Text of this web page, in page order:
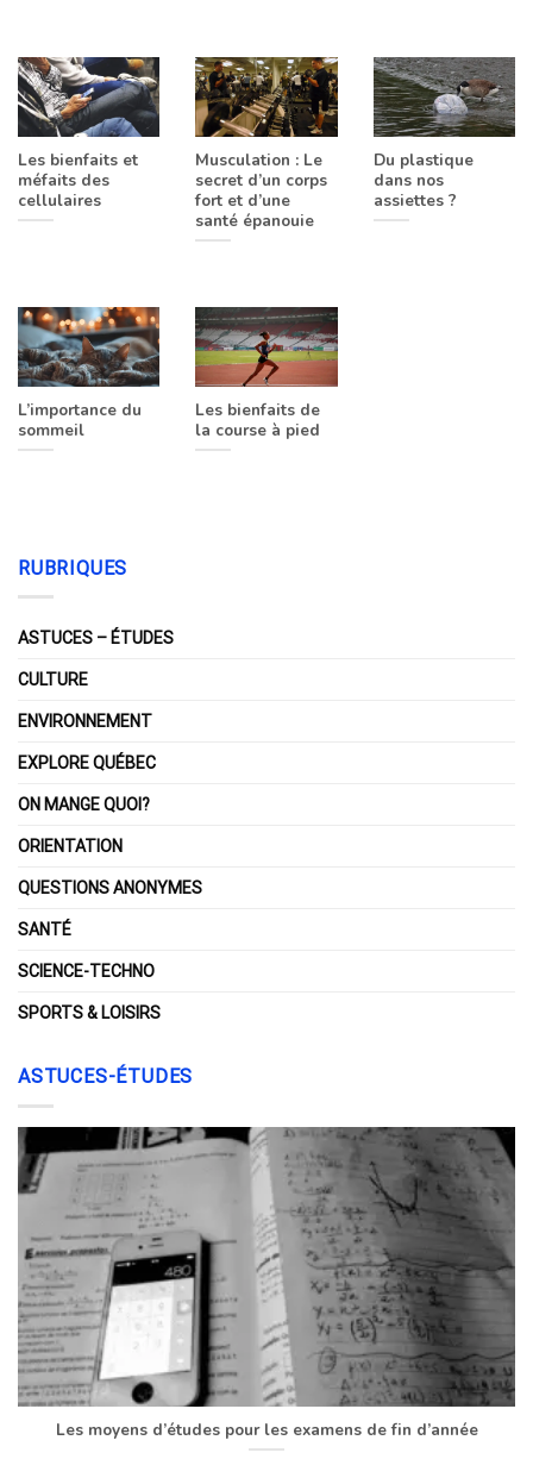
Les bienfaits et
méfaits des
cellulaires
Musculation : Le
secret d’un corps
fort et d’une
santé épanouie
Du plastique
dans nos
assiettes ?
L’importance du
sommeil
Les bienfaits de
la course à pied
RUBRIQUES
ASTUCES – ÉTUDES
CULTURE
ENVIRONNEMENT
EXPLORE QUÉBEC
ON MANGE QUOI?
ORIENTATION
QUESTIONS ANONYMES
SANTÉ
SCIENCE-TECHNO
SPORTS & LOISIRS
ASTUCES-ÉTUDES
Les moyens d’études pour les examens de fin d’année